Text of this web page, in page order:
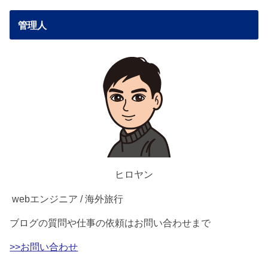
管理人
ヒロヤン
webエンジニア / 海外旅行
ブログの質問や仕事の依頼はお問い合わせまで
>>お問い合わせ